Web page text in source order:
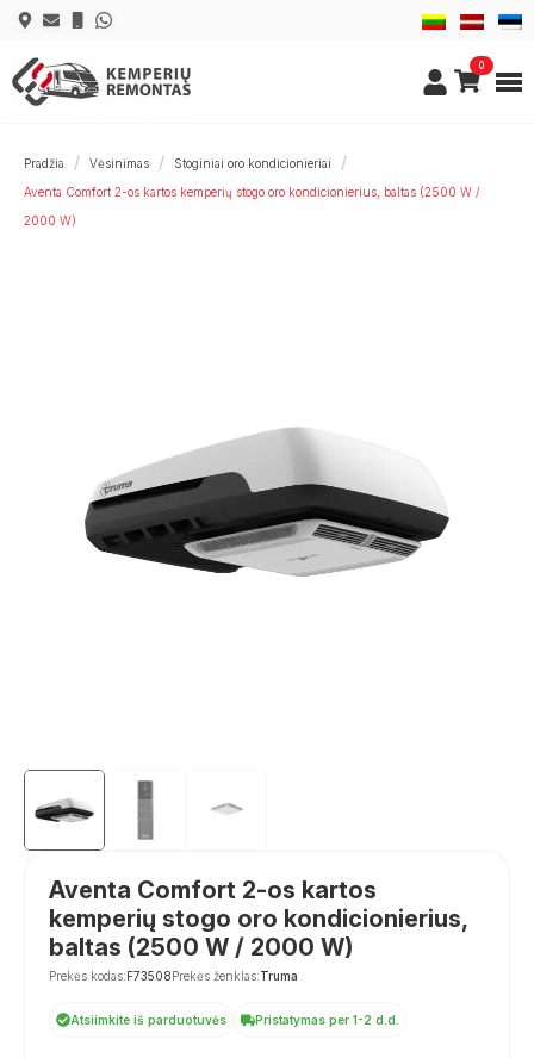
0
Pradžia Vėsinimas
Stoginiai oro kondicionieriai
Aventa Comfort 2-os kartos kemperių stogo oro kondicionierius, baltas (2500 W /
2000 W)
Aventa Comfort 2-os kartos
kemperių stogo oro kondicionierius,
baltas (2500 W / 2000 W)
Prekės kodas:F73508Prekės ženklas:Truma
Atsiimkite iš parduotuvės Pristatymas per 1-2 d.d.